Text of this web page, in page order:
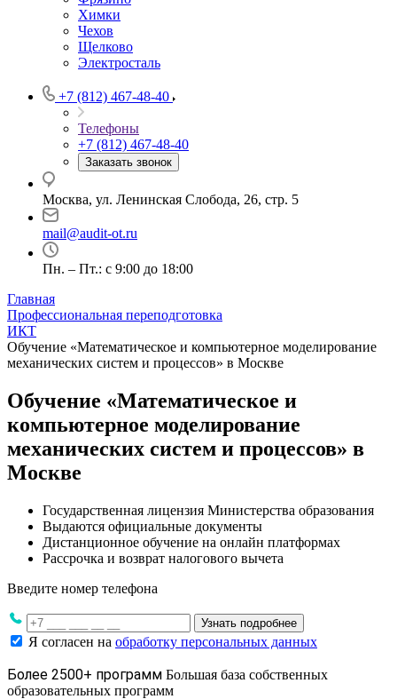
Химки
Чехов
Щелково
Электросталь
+7 (812) 467-48-40
Телефоны
+7 (812) 467-48-40
Заказать звонок
Москва, ул. Ленинская Слобода, 26, стр. 5
mail@audit-ot.ru
Пн. – Пт.: с 9:00 до 18:00
Главная
Профессиональная переподготовка
ИКТ
Обучение «Математическое и компьютерное моделирование
механических систем и процессов» в Москве
Обучение «Математическое и
компьютерное моделирование
механических систем и процессов» в
Москве
Государственная лицензия Министерства образования
Выдаются официальные документы
Дистанционное обучение на онлайн платформах
Рассрочка и возврат налогового вычета
Введите номер телефона
Узнать подробнее
Я согласен на обработку персональных данных
Более 2500+ программ Большая база собственных
образовательных программ